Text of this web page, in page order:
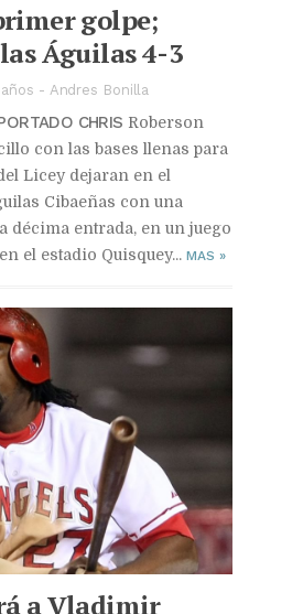
golpe;
Águilas 4-3
- Andres Bonilla
CHRIS Roberson
con las bases llenas para
Licey dejaran en el
Cibaeñas con una
décima entrada, en un juego
el estadio Quisquey... MAS »
a Vladimir